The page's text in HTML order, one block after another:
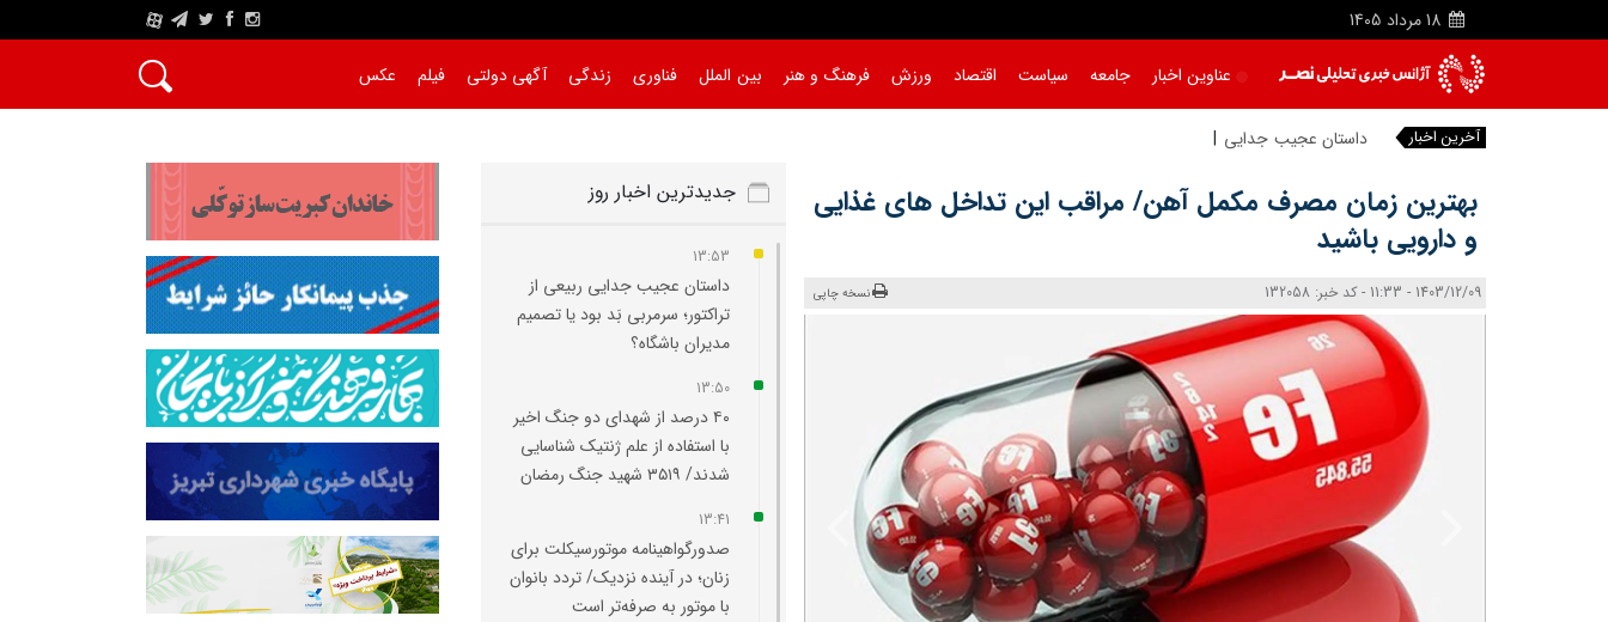
18 مرداد 1405
A
عناوین اخبار جامعه سیاست اقتصاد ورزش فرهنگ و هنر بین الملل فناوری زندگی آگهی دولتی فیلم عکس
آخرین اخبار داستان عجیب جدایی ربیعی از تراکتور؛ س
بهترین زمان مصرف مکمل آهن/ مراقب این تداخل های غذایی
و دارویی باشید
1403/12/09 - 11:33 - کد خبر: 132058 نسخه چاپی
جدیدترین اخبار روز
13:53
داستان عجیب جدایی ربیعی از
تراکتور؛ سرمربی بَد بود یا تصمیم
مدیران باشگاه؟
13:50
۴۰ درصد از شهدای دو جنگ اخیر
با استفاده از علم ژنتیک شناسایی
شدند/ ۳۵۱۹ شهید جنگ رمضان
13:41
صدورگواهینامه موتورسیکلت برای
زنان؛ در آینده نزدیک/ تردد بانوان
با موتور به‌ صرفه‌تر است